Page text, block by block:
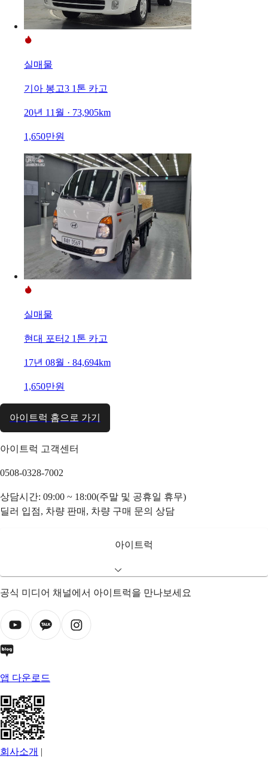
실매물
기아 봉고3 1톤 카고
20년 11월 · 73,905km
1,650만원
실매물
현대 포터2 1톤 카고
17년 08월 · 84,694km
1,650만원
아이트럭 홈으로 가기
아이트럭 고객센터
0508-0328-7002
상담시간: 09:00 ~ 18:00(주말 및 공휴일 휴무)
딜러 입점, 차량 판매, 차량 구매 문의 상담
아이트럭
공식 미디어 채널에서 아이트럭을 만나보세요
앱 다운로드
회사소개 |